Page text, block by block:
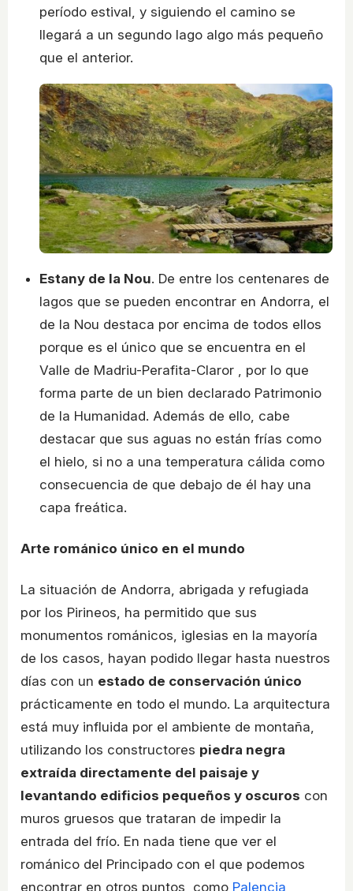
período estival, y siguiendo el camino se
llegará a un segundo lago algo más pequeño
que el anterior.
Estany de la Nou. De entre los centenares de
lagos que se pueden encontrar en Andorra, el
de la Nou destaca por encima de todos ellos
porque es el único que se encuentra en el
Valle de Madriu-Perafita-Claror , por lo que
forma parte de un bien declarado Patrimonio
de la Humanidad. Además de ello, cabe
destacar que sus aguas no están frías como
el hielo, si no a una temperatura cálida como
consecuencia de que debajo de él hay una
capa freática.
Arte románico único en el mundo
La situación de Andorra, abrigada y refugiada
por los Pirineos, ha permitido que sus
monumentos románicos, iglesias en la mayoría
de los casos, hayan podido llegar hasta nuestros
días con un estado de conservación único
prácticamente en todo el mundo. La arquitectura
está muy influida por el ambiente de montaña,
utilizando los constructores piedra negra
extraída directamente del paisaje y
levantando edificios pequeños y oscuros con
muros gruesos que trataran de impedir la
entrada del frío. En nada tiene que ver el
románico del Principado con el que podemos
encontrar en otros puntos, como Palencia